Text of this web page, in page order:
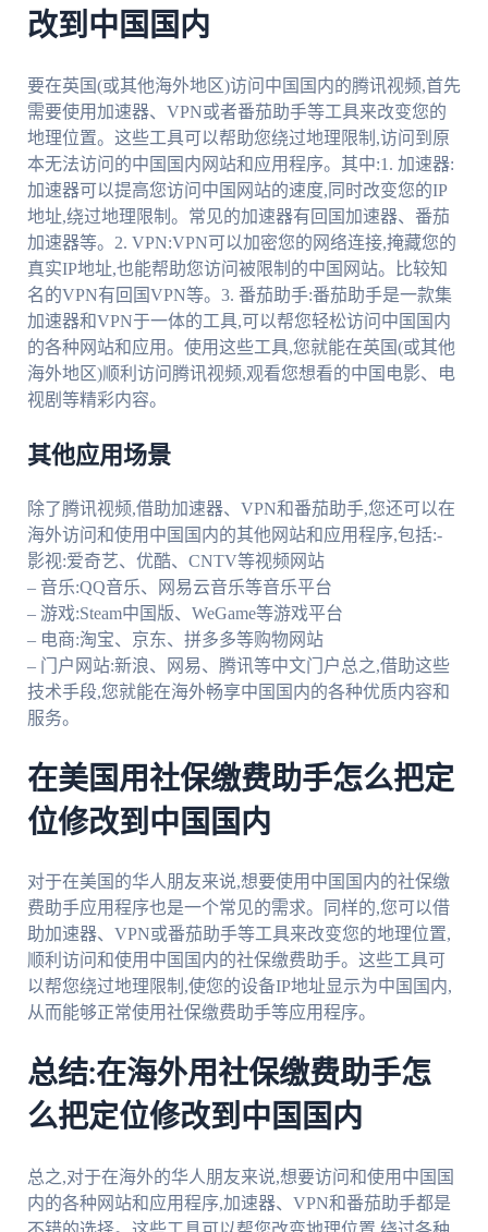
改到中国国内
要在英国(或其他海外地区)访问中国国内的腾讯视频,首先
需要使用加速器、VPN或者番茄助手等工具来改变您的
地理位置。这些工具可以帮助您绕过地理限制,访问到原
本无法访问的中国国内网站和应用程序。其中:1. 加速器:
加速器可以提高您访问中国网站的速度,同时改变您的IP
地址,绕过地理限制。常见的加速器有回国加速器、番茄
加速器等。2. VPN:VPN可以加密您的网络连接,掩藏您的
真实IP地址,也能帮助您访问被限制的中国网站。比较知
名的VPN有回国VPN等。3. 番茄助手:番茄助手是一款集
加速器和VPN于一体的工具,可以帮您轻松访问中国国内
的各种网站和应用。使用这些工具,您就能在英国(或其他
海外地区)顺利访问腾讯视频,观看您想看的中国电影、电
视剧等精彩内容。
其他应用场景
除了腾讯视频,借助加速器、VPN和番茄助手,您还可以在
海外访问和使用中国国内的其他网站和应用程序,包括:-
影视:爱奇艺、优酷、CNTV等视频网站
– 音乐:QQ音乐、网易云音乐等音乐平台
– 游戏:Steam中国版、WeGame等游戏平台
– 电商:淘宝、京东、拼多多等购物网站
– 门户网站:新浪、网易、腾讯等中文门户总之,借助这些
技术手段,您就能在海外畅享中国国内的各种优质内容和
服务。
在美国用社保缴费助手怎么把定
位修改到中国国内
对于在美国的华人朋友来说,想要使用中国国内的社保缴
费助手应用程序也是一个常见的需求。同样的,您可以借
助加速器、VPN或番茄助手等工具来改变您的地理位置,
顺利访问和使用中国国内的社保缴费助手。这些工具可
以帮您绕过地理限制,使您的设备IP地址显示为中国国内,
从而能够正常使用社保缴费助手等应用程序。
总结:在海外用社保缴费助手怎
么把定位修改到中国国内
总之,对于在海外的华人朋友来说,想要访问和使用中国国
内的各种网站和应用程序,加速器、VPN和番茄助手都是